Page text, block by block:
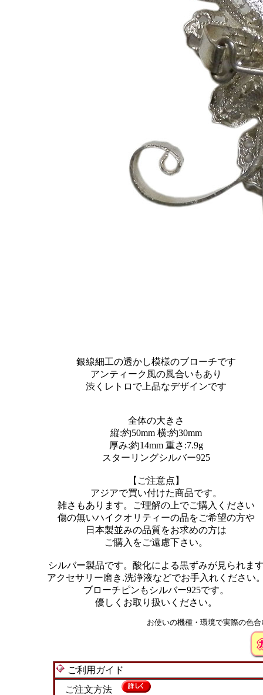
銀線細工の透かし模様のブローチです
アンティーク風の風合いもあり
渋くレトロで上品なデザインです
全体の大きさ
縦:約50mm 横:約30mm
厚み:約14mm 重さ:7.9g
スターリングシルバー925
【ご注意点】
アジアで買い付けた商品です。
雑さもあります。ご理解の上でご購入ください
傷の無いハイクオリティーの品をご希望の方や
日本製並みの品質をお求めの方は
ご購入をご遠慮下さい。
シルバー製品です。酸化による黒ずみが見られま
アクセサリー磨き.洗浄液などでお手入れください
ブローチピンもシルバー925です。
優しくお取り扱いください。
お使いの機種・環境で実際の色
ご利用ガイド
ご注文方法